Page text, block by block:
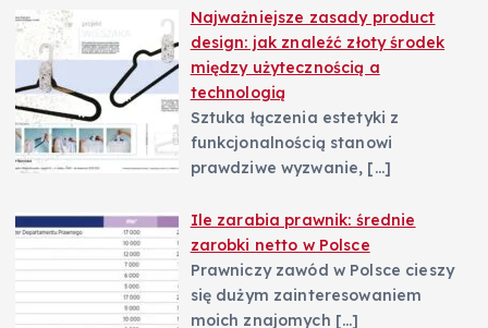
Najważniejsze zasady product
design: jak znaleźć złoty środek
między użytecznością a
technologią
Sztuka łączenia estetyki z
funkcjonalnością stanowi
prawdziwe wyzwanie, […]
Ile zarabia prawnik: średnie
zarobki netto w Polsce
Prawniczy zawód w Polsce cieszy
się dużym zainteresowaniem
moich znajomych […]